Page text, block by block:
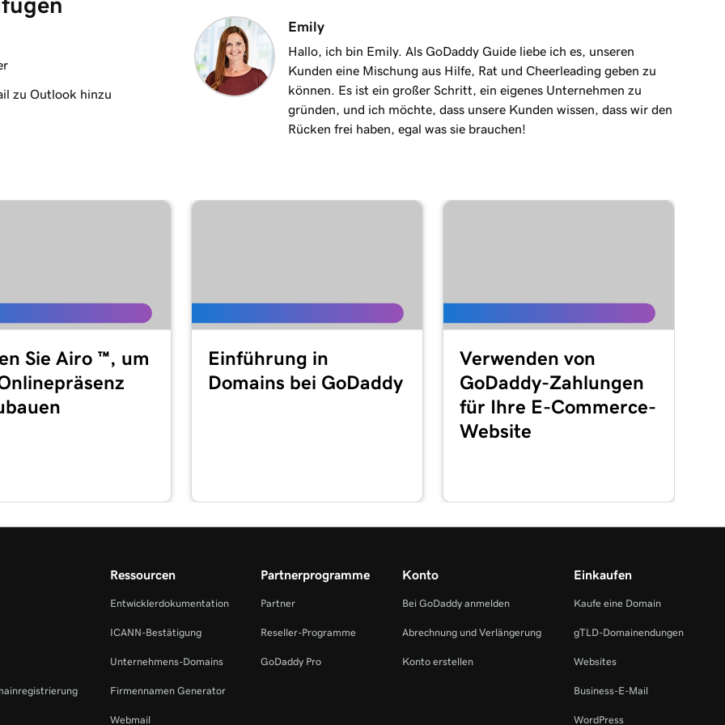
Mail auf dem Mac
auf einem iPhone
1m 48s
E-Mail-App auf
49s
2m 36s
44s
zu Outlook hinzu
Emily
Hallo, ich bin Emily. Als GoDaddy Guide liebe ich es, unseren
Kunden eine Mischung aus Hilfe, Rat und Cheerleading geben zu
können. Es ist ein großer Schritt, ein eigenes Unternehmen zu
gründen, und ich möchte, dass unsere Kunden wissen, dass wir den
Rücken frei haben, egal was sie brauchen!
Sie Airo ™, um
Einführung in
Domains bei GoDaddy
Verwenden von
GoDaddy-Zahlungen
für Ihre E-Commerce-
Website
Ressourcen
Entwicklerdokumentation
ICANN-Bestätigung
Unternehmens-Domains
Firmennamen Generator
Webmail
Partnerprogramme
Partner
Reseller-Programme
GoDaddy Pro
Konto
Bei GoDaddy anmelden
Abrechnung und Verlängerung
Konto erstellen
Einkaufen
Kaufe eine Domain
gTLD-Domainendungen
Websites
Business-E-Mail
WordPress